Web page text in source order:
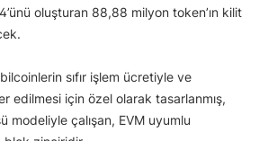
oluşturan 88,88 milyon token’ın kilit
sıfır işlem ücretiyle ve
edilmesi için özel olarak tasarlanmış,
modeliyle çalışan, EVM uyumlu